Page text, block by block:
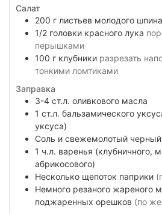
Салат
200 г листьев молодого
1/2 головки красного лука
перышками
100 г клубники разрезать
тонкими ломтиками
Заправка
3-4 ст.л. оливкового масла
1 ст.л. бальзамического
уксуса)
Соль и свежемолотый
1 ч.л. варенья (клубничного,
абрикосового)
Несколько щепоток паприки
Немного резаного жареного
поджаренных орешков (по